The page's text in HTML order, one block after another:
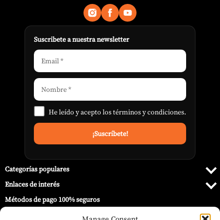
Suscribete a nuestra newsletter
He leído y acepto lostérminos y condiciones.
Categorías populares
Enlaces de interés
Métodos de pago 100% seguros